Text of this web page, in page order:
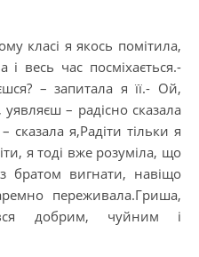
класі я якось помітила,
весь час посміхається.-
– запитала я її.- Ой,
– радісно сказала
сказала я,Радіти тільки я
я тоді вже розуміла, що
братом вигнати, навіщо
переживала.Гриша,
добрим, чуйним і